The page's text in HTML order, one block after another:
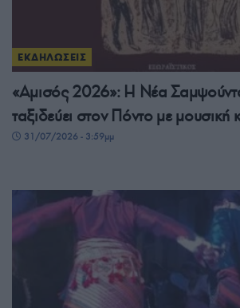
ΕΚΔΗΛΩΣΕΙΣ
«Αμισός 2026»: Η Νέα
ταξιδεύει στον Πόντο με μουσική
31/07/2026 - 3:59μμ